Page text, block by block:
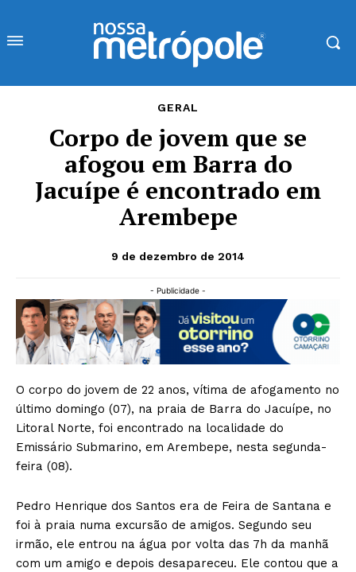
GERAL
Corpo de jovem que se
afogou em Barra do
Jacuípe é encontrado em
Arembepe
9 de dezembro de 2014
- Publicidade -
O corpo do jovem de 22 anos, vítima de afogamento no
último domingo (07), na praia de Barra do Jacuípe, no
Litoral Norte, foi encontrado na localidade do
Emissário Submarino, em Arembepe, nesta segunda-
feira (08).
Pedro Henrique dos Santos era de Feira de Santana e
foi à praia numa excursão de amigos. Segundo seu
irmão, ele entrou na água por volta das 7h da manhã
com um amigo e depois desapareceu. Ele contou que a